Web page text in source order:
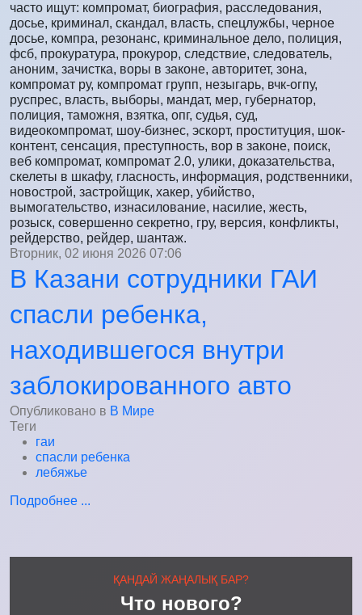
часто ищут: компромат, биография, расследования,
досье, криминал, скандал, власть, спецлужбы, черное
досье, компра, резонанс, криминальное дело, полиция,
фсб, прокуратура, прокурор, следствие, следователь,
аноним, зачистка, воры в законе, авторитет, зона,
компромат ру, компромат групп, незыгарь, вчк-огпу,
руспрес, власть, выборы, мандат, мер, губернатор,
полиция, таможня, взятка, опг, судья, суд,
видеокомпромат, шоу-бизнес, эскорт, проституция, шок-
контент, сенсация, преступность, вор в законе, поиск,
веб компромат, компромат 2.0, улики, доказательства,
скелеты в шкафу, гласность, информация, родственники,
новострой, застройщик, хакер, убийство,
вымогательство, изнасилование, насилие, жесть,
розыск, совершенно секретно, гру, версия, конфликты,
рейдерство, рейдер, шантаж.
Вторник, 02 июня 2026 07:06
В Казани сотрудники ГАИ
спасли ребенка,
находившегося внутри
заблокированного авто
Опубликовано в В Мире
Теги
гаи
спасли ребенка
лебяжье
Подробнее ...
ҚАНДАЙ ЖАҢАЛЫҚ БАР?
Что нового?